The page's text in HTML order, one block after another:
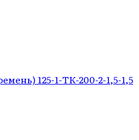
125-1-ТК-200-2-1,5-1,5